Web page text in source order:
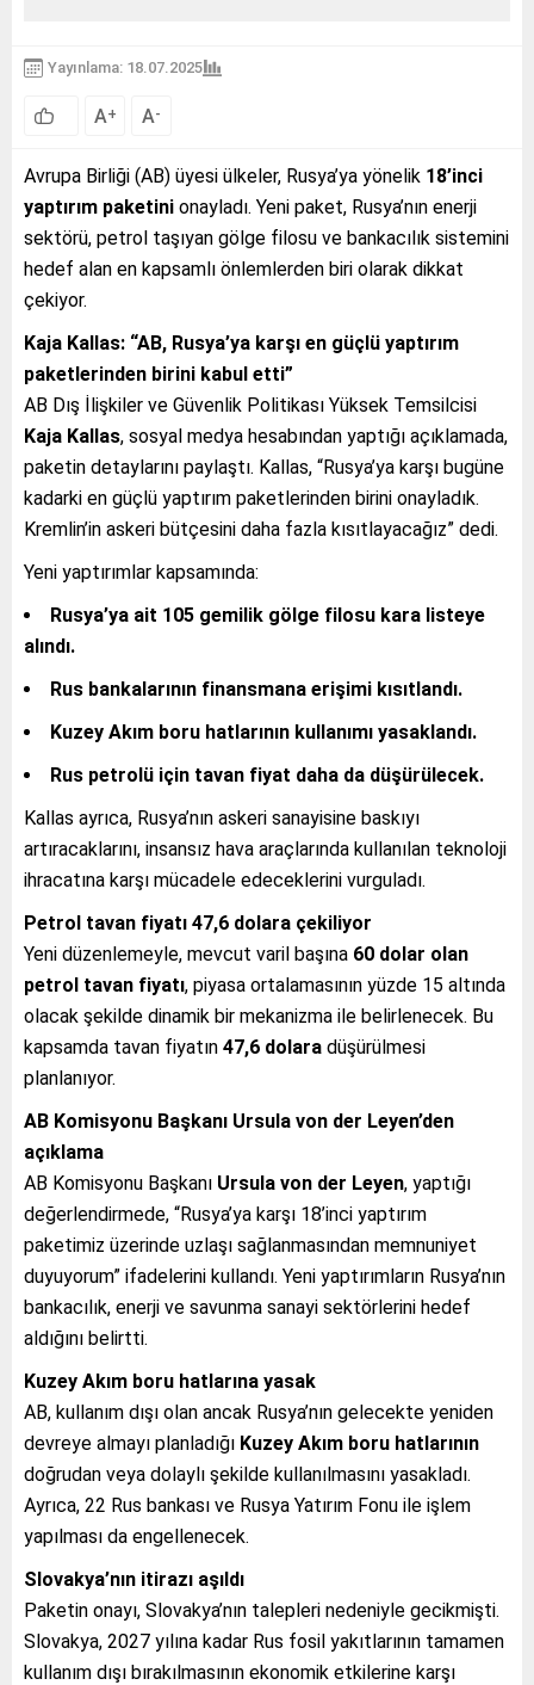
Yayınlama: 18.07.2025
A+ A-
Avrupa Birliği (AB) üyesi ülkeler, Rusya’ya yönelik 18’inci
yaptırım paketini onayladı. Yeni paket, Rusya’nın enerji
sektörü, petrol taşıyan gölge filosu ve bankacılık sistemini
hedef alan en kapsamlı önlemlerden biri olarak dikkat
çekiyor.
Kaja Kallas: “AB, Rusya’ya karşı en güçlü yaptırım
paketlerinden birini kabul etti”
AB Dış İlişkiler ve Güvenlik Politikası Yüksek Temsilcisi
Kaja Kallas, sosyal medya hesabından yaptığı açıklamada,
paketin detaylarını paylaştı. Kallas, “Rusya’ya karşı bugüne
kadarki en güçlü yaptırım paketlerinden birini onayladık.
Kremlin’in askeri bütçesini daha fazla kısıtlayacağız” dedi.
Yeni yaptırımlar kapsamında:
Rusya’ya ait 105 gemilik gölge filosu kara listeye
alındı.
Rus bankalarının finansmana erişimi kısıtlandı.
Kuzey Akım boru hatlarının kullanımı yasaklandı.
Rus petrolü için tavan fiyat daha da düşürülecek.
Kallas ayrıca, Rusya’nın askeri sanayisine baskıyı
artıracaklarını, insansız hava araçlarında kullanılan teknoloji
ihracatına karşı mücadele edeceklerini vurguladı.
Petrol tavan fiyatı 47,6 dolara çekiliyor
Yeni düzenlemeyle, mevcut varil başına 60 dolar olan
petrol tavan fiyatı, piyasa ortalamasının yüzde 15 altında
olacak şekilde dinamik bir mekanizma ile belirlenecek. Bu
kapsamda tavan fiyatın 47,6 dolara düşürülmesi
planlanıyor.
AB Komisyonu Başkanı Ursula von der Leyen’den
açıklama
AB Komisyonu Başkanı Ursula von der Leyen, yaptığı
değerlendirmede, “Rusya’ya karşı 18’inci yaptırım
paketimiz üzerinde uzlaşı sağlanmasından memnuniyet
duyuyorum” ifadelerini kullandı. Yeni yaptırımların Rusya’nın
bankacılık, enerji ve savunma sanayi sektörlerini hedef
aldığını belirtti.
Kuzey Akım boru hatlarına yasak
AB, kullanım dışı olan ancak Rusya’nın gelecekte yeniden
devreye almayı planladığı Kuzey Akım boru hatlarının
doğrudan veya dolaylı şekilde kullanılmasını yasakladı.
Ayrıca, 22 Rus bankası ve Rusya Yatırım Fonu ile işlem
yapılması da engellenecek.
Slovakya’nın itirazı aşıldı
Paketin onayı, Slovakya’nın talepleri nedeniyle gecikmişti.
Slovakya, 2027 yılına kadar Rus fosil yakıtlarının tamamen
kullanım dışı bırakılmasının ekonomik etkilerine karşı